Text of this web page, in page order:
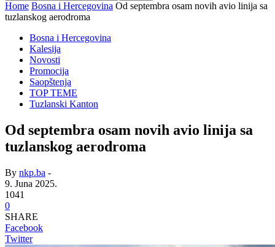
Home Bosna i Hercegovina Od septembra osam novih avio linija sa
tuzlanskog aerodroma
Bosna i Hercegovina
Kalesija
Novosti
Promocija
Saopštenja
TOP TEME
Tuzlanski Kanton
Od septembra osam novih avio linija sa
tuzlanskog aerodroma
By nkp.ba -
9. Juna 2025.
1041
0
SHARE
Facebook
Twitter